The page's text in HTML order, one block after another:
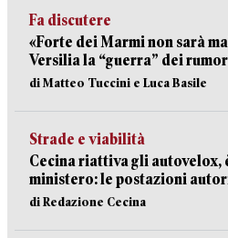
Fa discutere
«Forte dei Marmi non sarà
Versilia la “guerra” dei
di Matteo Tuccini e Luca Basile
Strade e viabilità
Cecina riattiva gli autovelox,
ministero: le postazioni
di Redazione Cecina